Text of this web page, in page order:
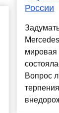
России
мировая
Вопрос